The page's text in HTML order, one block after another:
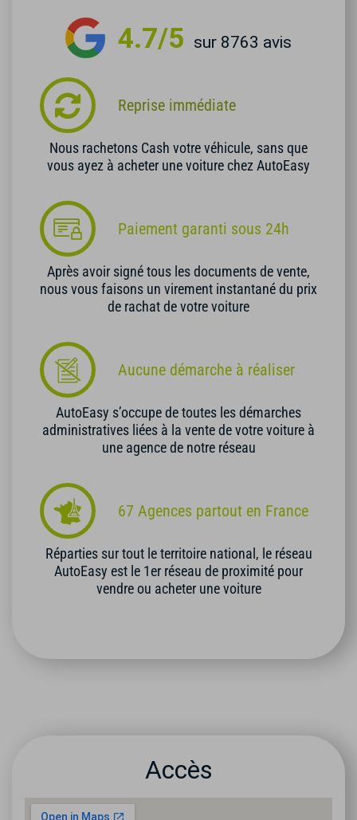
4.7/5 sur 8763 avis
Reprise immédiate
Nous rachetons Cash votre véhicule, sans que
vous ayez à acheter une voiture chez AutoEasy
Paiement garanti sous 24h
Après avoir signé tous les documents de vente,
nous vous faisons un virement instantané du prix
de rachat de votre voiture
Aucune démarche à réaliser
AutoEasy s’occupe de toutes les démarches
administratives liées à la vente de votre voiture à
une agence de notre réseau
67 Agences partout en France
Réparties sur tout le territoire national, le réseau
AutoEasy est le 1er réseau de proximité pour
vendre ou acheter une voiture
Accès